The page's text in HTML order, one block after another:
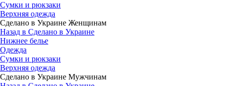
Сумки и рюкзаки
Верхняя одежда
Сделано в Украине Женщинам
Назад в Сделано в Украине
Нижнее белье
Одежда
Сумки и рюкзаки
Верхняя одежда
Сделано в Украине Мужчинам